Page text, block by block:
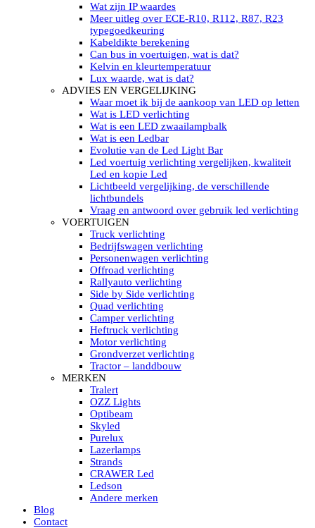
Traffic Advisors
Led zwaailicht
Accessoires signalering
Led signalisatie in Subcategorieën
LED KOPLAMPEN GEKEURD
Led koplampen inbouw
Led koplampen opbouw
Led koplampen tractoren
Subcategorieën Led koplampen
LED ZOEKLICHT
Electrische Led zoeklamp Allremote
Electrisch Led zoeklicht Golight
Marinco Roestvrijstaal Led zoeklicht
Elektrisch Led zoeklicht diverse
Led zoeklamp accessoires ALLremote
Led zoeklicht 230V
Subcategorieën Led zoeklichten
HELLA MARINE LED
Sea Hawk – Light Bars
Sea Hawk – Light Bars – Edge Light
Sea Hawk – Work Lights
RokLUME Led werklampen
HypaLUME Led werklampen
Subcategorieën Hella Marine Led
LED STRIPS
Led strip flexibel Click & Go
Led strip RGB op rol
Led strip IP68 waterdicht
Led strip kleur wit
Led strips Vantage
Led strip met ingebouwde accu
Subcategorieën Led strips
LED INTERIEUR VERLICHTING
Led verlichting interieur PIR / Touch
LED Armatuur met Strip 220V
Led strips
Subcategorieën Led interieur
PORTABLE ACCU LED LAMP
Led hoofdlamp
Camping led verlichting
Led zaklamp
Accu werklamp
Wat zijn IP waardes
Meer uitleg over ECE-R10, R112, R87, R23
typegoedkeuring
Kabeldikte berekening
Can bus in voertuigen, wat is dat?
Kelvin en kleurtemperatuur
Lux waarde, wat is dat?
ADVIES EN VERGELIJKING
Waar moet ik bij de aankoop van LED op letten
Wat is LED verlichting
Wat is een LED zwaailampbalk
Wat is een Ledbar
Evolutie van de Led Light Bar
Led voertuig verlichting vergelijken, kwaliteit
Led en kopie Led
Lichtbeeld vergelijking, de verschillende
lichtbundels
Vraag en antwoord over gebruik led verlichting
VOERTUIGEN
Truck verlichting
Bedrijfswagen verlichting
Personenwagen verlichting
Offroad verlichting
Rallyauto verlichting
Side by Side verlichting
Quad verlichting
Camper verlichting
Heftruck verlichting
Motor verlichting
Grondverzet verlichting
Tractor – landdbouw
MERKEN
Tralert
OZZ Lights
Optibeam
Skyled
Purelux
Lazerlamps
Strands
CRAWER Led
Ledson
Andere merken
Blog
Contact